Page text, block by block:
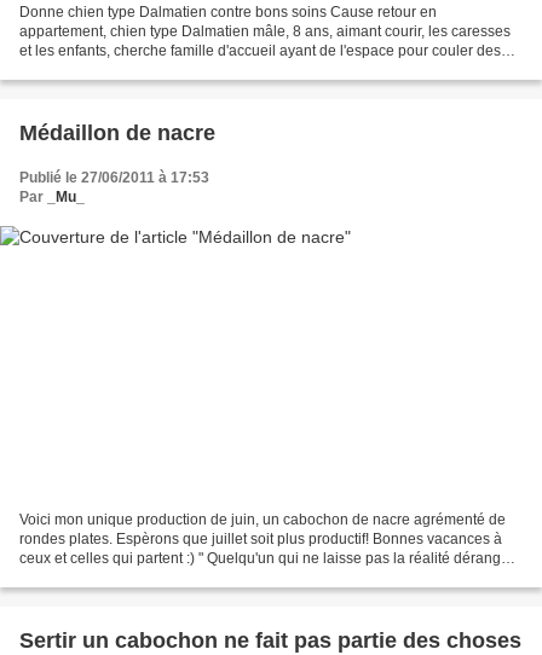
Donne chien type Dalmatien contre bons soins Cause retour en
appartement, chien type Dalmatien mâle, 8 ans, aimant courir, les caresses
et les enfants, cherche famille d'accueil ayant de l'espace pour couler des
Médaillon de nacre
Publié le 27/06/2011 à 17:53
Par
_Mu_
Voici mon unique production de juin, un cabochon de nacre agrémenté de
rondes plates. Espèrons que juillet soit plus productif! Bonnes vacances à
ceux et celles qui partent :) " Quelqu'un qui ne laisse pas la réalité déranger
Sertir un cabochon ne fait pas partie des choses